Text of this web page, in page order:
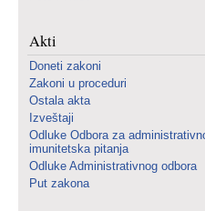
Akti
Doneti zakoni
Zakoni u proceduri
Ostala akta
Izveštaji
Odluke Odbora za
imunitetska pitanja
Odluke Administrativnog odbora
Put zakona